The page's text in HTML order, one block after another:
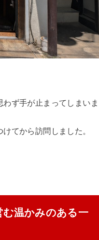
ず手が止まってしまいま
てから訪問しました。
む温かみのある一